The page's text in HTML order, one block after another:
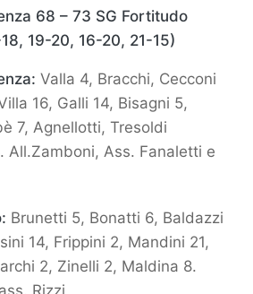
68 – 73 SG Fortitudo
19-20, 16-20, 21-15)
Valla 4, Bracchi, Cecconi
16, Galli 14, Bisagni 5,
7, Agnellotti, Tresoldi
All.Zamboni, Ass. Fanaletti e
Brunetti 5, Bonatti 6, Baldazzi
14, Frippini 2, Mandini 21,
2, Zinelli 2, Maldina 8.
Rizzi